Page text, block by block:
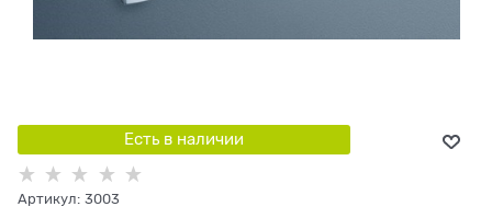
Есть в наличии
Артикул: 3003